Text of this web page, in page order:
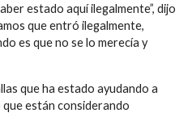
estado aquí ilegalmente”, dijo
que entró ilegalmente,
es que no se lo merecía y
que ha estado ayudando a
están considerando